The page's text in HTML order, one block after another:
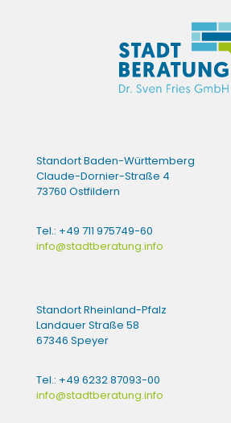
Standort Baden-Württemberg
Claude-Dornier-Straße 4
73760 Ostfildern
Tel.: +49 711 975749-60
info@stadtberatung.info
Standort Rheinland-Pfalz
Landauer Straße 58
67346 Speyer
Tel.: +49 6232 87093-00
info@stadtberatung.info